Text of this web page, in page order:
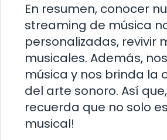
En resumen, conocer
streaming de música
personalizadas, revivir
musicales. Además,
música y nos brinda la
del arte sonoro. Así
recuerda que no solo
musical!